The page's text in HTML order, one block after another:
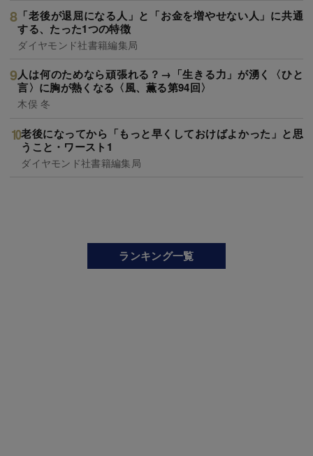
「老後が退屈になる人」と「お金を増やせない人」に共通
する、たった1つの特徴
ダイヤモンド社書籍編集局
人は何のためなら頑張れる？→「生きる力」が湧く〈ひと
言〉に胸が熱くなる〈風、薫る第94回〉
木俣 冬
老後になってから「もっと早くしておけばよかった」と思
うこと・ワースト1
ダイヤモンド社書籍編集局
ランキング一覧